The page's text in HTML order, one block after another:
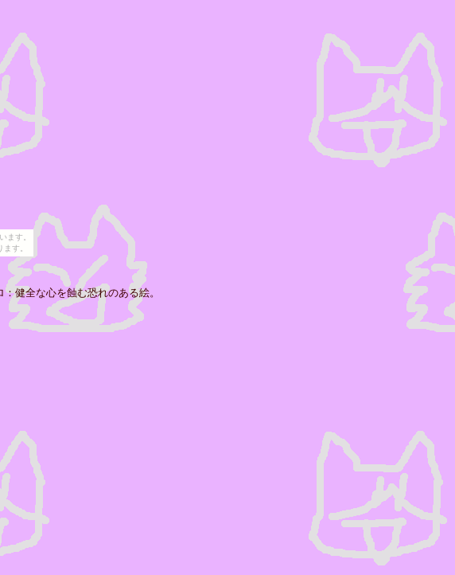
ます。
す。
健全な心を蝕む恐れのある絵。